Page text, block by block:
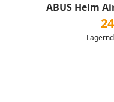
ABUS Helm